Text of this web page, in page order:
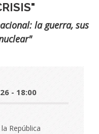
la guerra, sus
- 18:00
República